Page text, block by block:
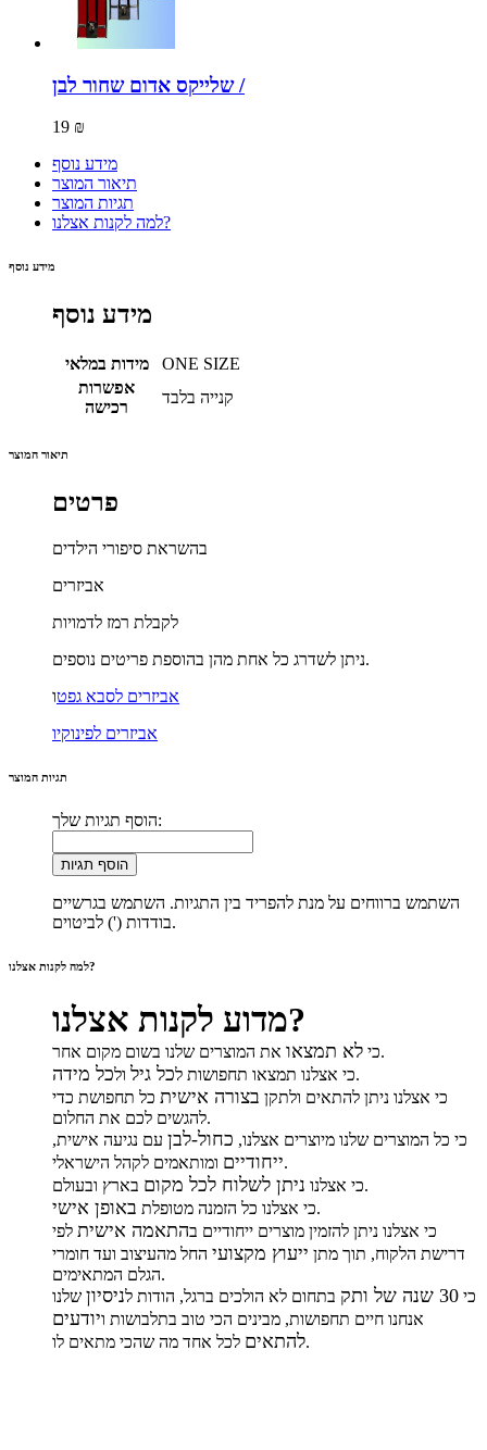
שלייקס אדום שחור לבן /
19 ₪
מידע נוסף
תיאור המוצר
תגיות המוצר
למה לקנות אצלנו?
מידע נוסף
מידע נוסף
מידות במלאי
ONE SIZE
אפשרות
רכישה
קנייה בלבד
תיאור המוצר
פרטים
בהשראת סיפורי הילדים
אביזרים
לקבלת רמז לדמויות
ניתן לשדרג כל אחת מהן בהוספת פריטים נוספים.
אביזרים לסבא גפטו
אביזרים לפינוקיו
תגיות המוצר
הוסף תגיות שלך:
הוסף תגיות
השתמש ברווחים על מנת להפריד בין התגיות. השתמש בגרשיים
בודדות (') לביטוים.
למה לקנות אצלנו?
מדוע לקנות אצלנו?
כי לא תמצאו
את המוצרים שלנו בשום מקום אחר.
כי אצלנו תמצאו תחפושות לכל גיל ולכל מידה
.
כי אצלנו ניתן להתאים ולתקן בצורה אישית כל תחפושת כדי
להגשים לכם את החלום.
כי כל המוצרים שלנו מיוצרים אצלנו, כחול-לבן עם נגיעה אישית,
ייחודייםומותאמים לקהל הישראלי.
כי אצלנו ניתן לשלוח לכל מקום
בארץ ובעולם.
כי אצלנו כל הזמנה מטופלת באופן אישי
.
כי אצלנו ניתן להזמין מוצרים ייחודיים בהתאמה אישית לפי
דרישת הלקוח, תוך מתן ייעוץ מקצועי החל מהעיצוב ועד חומרי
הגלם המתאימים.
כי 30 שנה של ותק בתחום לא הולכים ברגל, הודות לניסיון שלנו
אנחנו חיים תחפושות, מבינים הכי טוב בתלבושות ויודעים
להתאיםלכל אחד מה שהכי מתאים לו.